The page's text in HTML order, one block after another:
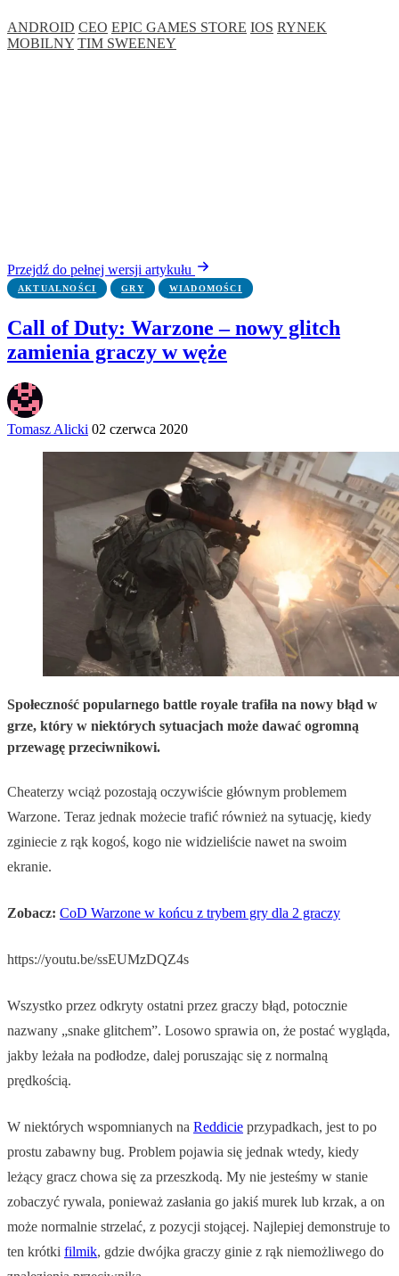
ANDROID CEO EPIC GAMES STORE IOS RYNEK
MOBILNY TIM SWEENEY
Przejdź do pełnej wersji artykułu
AKTUALNOŚCI GRY WIADOMOŚCI
Call of Duty: Warzone – nowy glitch
zamienia graczy w węże
Tomasz Alicki 02 czerwca 2020
Społeczność popularnego battle royale trafiła na nowy błąd w
grze, który w niektórych sytuacjach może dawać ogromną
przewagę przeciwnikowi.
Cheaterzy wciąż pozostają oczywiście głównym problemem
Warzone. Teraz jednak możecie trafić również na sytuację, kiedy
zginiecie z rąk kogoś, kogo nie widzieliście nawet na swoim
ekranie.
Zobacz: CoD Warzone w końcu z trybem gry dla 2 graczy
https://youtu.be/ssEUMzDQZ4s
Wszystko przez odkryty ostatni przez graczy błąd, potocznie
nazwany „snake glitchem”. Losowo sprawia on, że postać wygląda,
jakby leżała na podłodze, dalej poruszając się z normalną
prędkością.
W niektórych wspomnianych na Reddicie przypadkach, jest to po
prostu zabawny bug. Problem pojawia się jednak wtedy, kiedy
leżący gracz chowa się za przeszkodą. My nie jesteśmy w stanie
zobaczyć rywala, ponieważ zasłania go jakiś murek lub krzak, a on
może normalnie strzelać, z pozycji stojącej. Najlepiej demonstruje to
ten krótki filmik, gdzie dwójka graczy ginie z rąk niemożliwego do